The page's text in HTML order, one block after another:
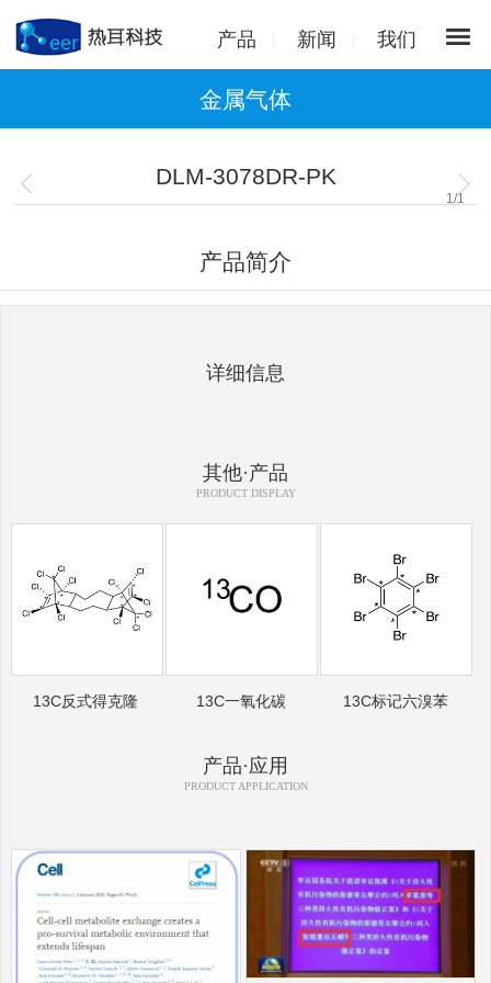
产品 新闻 我们
金属气体
DLM-3078DR-PK
1 /1
产品简介
详细信息
其他·产品
PRODUCT DISPLAY
13C反式得克隆 13C一氧化碳 13C标记六溴苯
产品·应用
PRODUCT APPLICATION